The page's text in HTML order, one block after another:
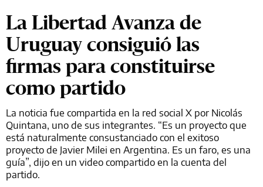
La Libertad Avanza de
Uruguay consiguió las
firmas para constituirse
como partido
La noticia fue compartida en la red social X por Nicolás
Quintana, uno de sus integrantes. “Es un proyecto que
está naturalmente consustanciado con el exitoso
proyecto de Javier Milei en Argentina. Es un faro, es una
guía”, dijo en un video compartido en la cuenta del
partido.